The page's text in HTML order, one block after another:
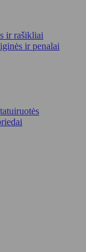
ir rašikliai
ir penalai